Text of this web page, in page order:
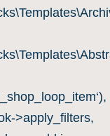
>apply_filters,